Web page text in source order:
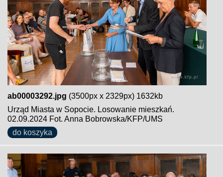
ab00003292.jpg (3500px x 2329px) 1632kb
Urząd Miasta w Sopocie. Losowanie mieszkań.
02.09.2024 Fot. Anna Bobrowska/KFP/UMS
do koszyka